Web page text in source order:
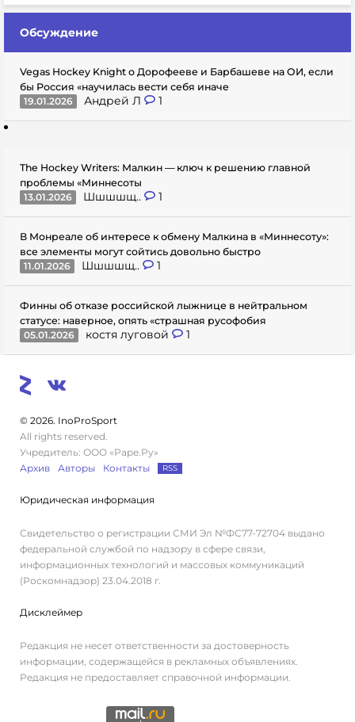
Обсуждение
Vegas Hockey Knight о Дорофееве и Барбашеве на ОИ, если
бы Россия «научилась вести себя иначе
19.01.2026
Андрей Л 1
The Hockey Writers: Малкин — ключ к решению главной
проблемы «Миннесоты
13.01.2026
Шшшшщ.. 1
В Монреале об интересе к обмену Малкина в «Миннесоту»:
все элементы могут сойтись довольно быстро
11.01.2026
Шшшшщ.. 1
Финны об отказе российской лыжнице в нейтральном
статусе: наверное, опять «страшная русофобия
05.01.2026
костя луговой 1
© 2026. InoProSport
All rights reserved.
Учредитель: ООО «Раре.Ру»
Архив
Авторы Контакты RSS
Юридическая информация
Свидетельство о регистрации СМИ Эл №ФС77-72704 выдано
федеральной службой по надзору в сфере связи,
информационных технологий и массовых коммуникаций
(Роскомнадзор) 23.04.2018 г.
Дисклеймер
Редакция не несет ответственности за достоверность
информации, содержащейся в рекламных объявлениях.
Редакция не предоставляет справочной информации.